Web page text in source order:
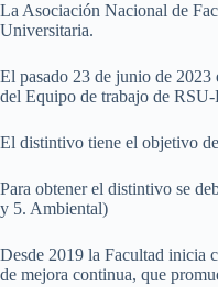
La Asociación Nacional de
Universitaria.
El pasado 23 de junio de
del Equipo de trabajo de
El distintivo tiene el objetivo
Para obtener el distintivo se
y 5. Ambiental)
Desde 2019 la Facultad inicia
de mejora continua, que